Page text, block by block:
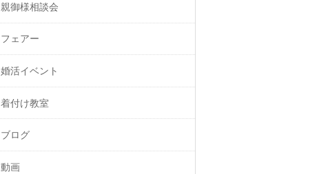
親御様相談会
フェアー
婚活イベント
着付け教室
ブログ
動画